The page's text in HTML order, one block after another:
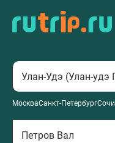
МоскваСанкт-ПетербургСочи